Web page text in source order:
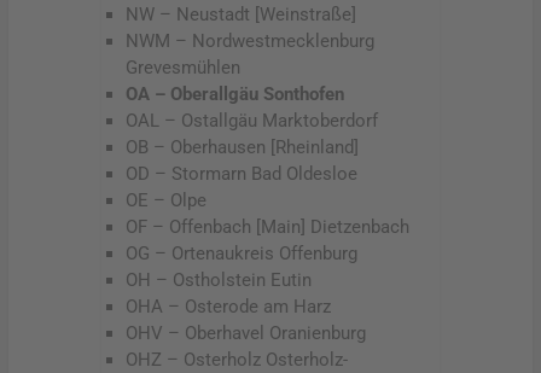
NW – Neustadt [Weinstraße]
NWM – Nordwestmecklenburg
Grevesmühlen
OA – Oberallgäu Sonthofen
OAL – Ostallgäu Marktoberdorf
OB – Oberhausen [Rheinland]
OD – Stormarn Bad Oldesloe
OE – Olpe
OF – Offenbach [Main] Dietzenbach
OG – Ortenaukreis Offenburg
OH – Ostholstein Eutin
OHA – Osterode am Harz
OHV – Oberhavel Oranienburg
OHZ – Osterholz Osterholz-